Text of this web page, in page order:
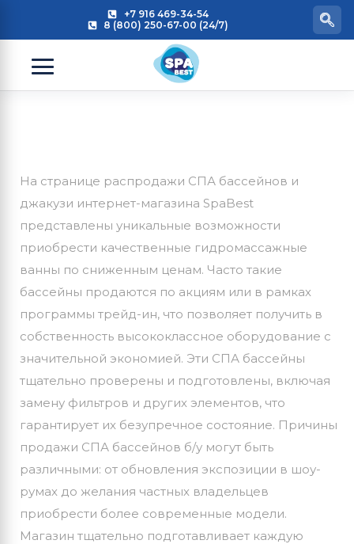
+7 916 469-34-54
8 (800) 250-67-00 (24/7)
На странице распродажи СПА бассейнов и
джакузи интернет-магазина SpaBest
представлены уникальные возможности
приобрести качественные гидромассажные
ванны по сниженным ценам. Часто такие
бассейны продаются по акциям или в рамках
программы трейд-ин, что позволяет получить в
собственность высококлассное оборудование с
значительной экономией. Эти СПА бассейны
тщательно проверены и подготовлены, включая
замену фильтров и других элементов, что
гарантирует их безупречное состояние. Причины
продажи СПА бассейнов б/у могут быть
различными: от обновления экспозиции в шоу-
румах до желания частных владельцев
приобрести более современные модели.
Магазин тщательно подготавливает каждую